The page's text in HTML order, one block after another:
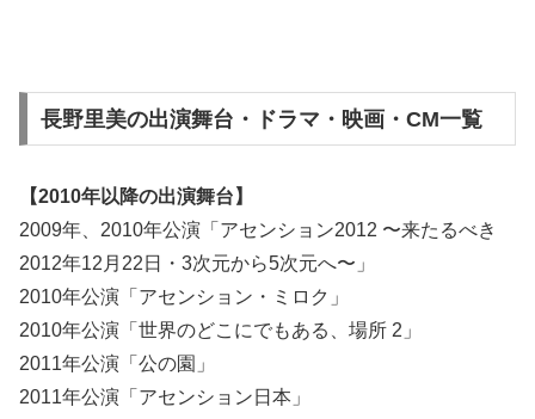
長野里美の出演舞台・ドラマ・映画・CM一覧
【2010年以降の出演舞台】
2009年、2010年公演「アセンション2012 〜来たるべき
2012年12月22日・3次元から5次元へ〜」
2010年公演「アセンション・ミロク」
2010年公演「世界のどこにでもある、場所 2」
2011年公演「公の園」
2011年公演「アセンション日本」